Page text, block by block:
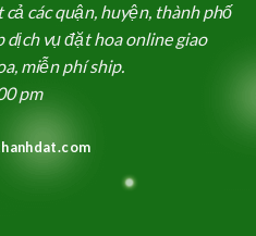
các quận, huyện, thành phố
dịch vụ đặt hoa online giao
miễn phí ship.
pm